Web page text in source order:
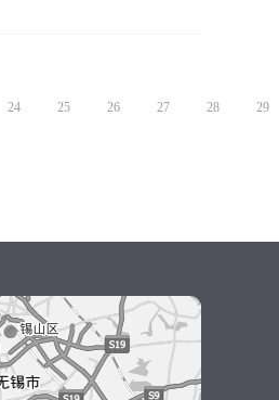
24 25 26 27 28
29